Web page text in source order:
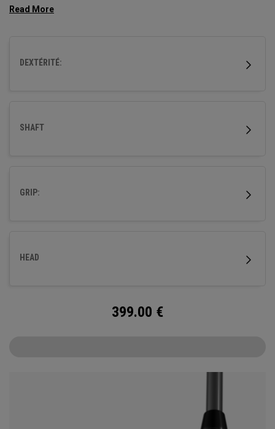
maximale et un léger draw. Son empreinte plus grande et sa
DEXTÉRITÉ:
SHAFT
GRIP:
HEAD
399.00 €